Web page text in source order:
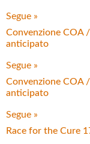
Segue »
Convenzione COA
anticipato
Segue »
Convenzione COA
anticipato
Segue »
Race for the Cure